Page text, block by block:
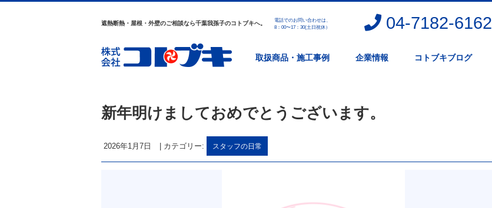
遮熱断熱・屋根・外壁のご相談なら千葉我孫子のコトブキへ。
電話でのお問い合わせは、
8：00〜17：30(土日祝休）
04-7182-6162
取扱商品・施工事例 企業情報 コトブキブログ
新年明けましておめでとうございます。
2026年1月7日 カテゴリー: スタッフの日常